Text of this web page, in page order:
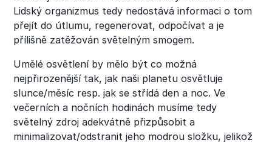
Lidský organizmus tedy nedostává informaci o tom
přejít do útlumu, regenerovat, odpočívat a je
přílišně zatěžován světelným smogem.
Umělé osvětlení by mělo být co možná
nejpřirozenější tak, jak naši planetu osvětluje
slunce/měsíc resp. jak se střídá den a noc. Ve
večerních a nočních hodinách musíme tedy
světelný zdroj adekvátně přizpůsobit a
minimalizovat/odstranit jeho modrou složku, jelikož